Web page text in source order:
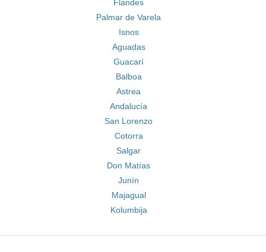
Flandes
Palmar de Varela
Isnos
Aguadas
Guacarí
Balboa
Astrea
Andalucía
San Lorenzo
Cotorra
Salgar
Don Matías
Junín
Majagual
Kolumbija